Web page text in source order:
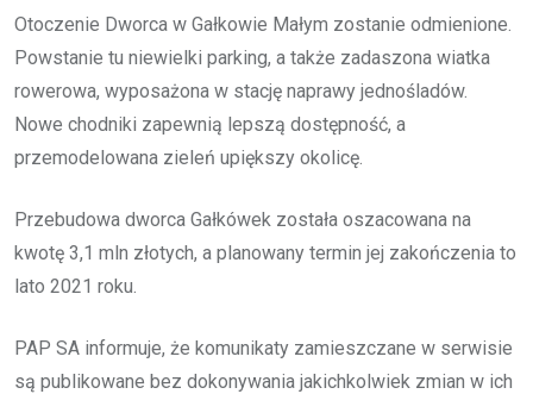
Otoczenie Dworca w Gałkowie Małym zostanie odmienione.
Powstanie tu niewielki parking, a także zadaszona wiatka
rowerowa, wyposażona w stację naprawy jednośladów.
Nowe chodniki zapewnią lepszą dostępność, a
przemodelowana zieleń upiększy okolicę.
Przebudowa dworca Gałkówek została oszacowana na
kwotę 3,1 mln złotych, a planowany termin jej zakończenia to
lato 2021 roku.
PAP SA informuje, że komunikaty zamieszczane w serwisie
są publikowane bez dokonywania jakichkolwiek zmian w ich